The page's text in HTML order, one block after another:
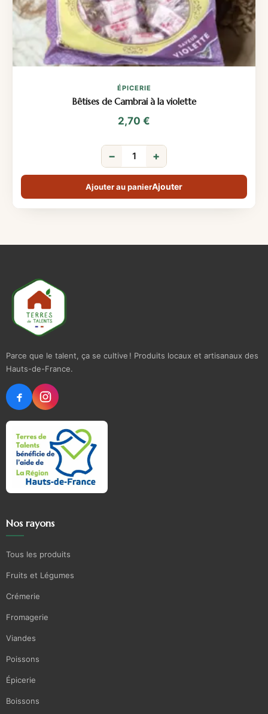
ÉPICERIE
Bêtises de Cambrai à la violette
2,70 €
− +
Ajouter au panier
Parce que le talent, ça se cultive ! Produits locaux et artisanaux des
Hauts-de-France.
Nos rayons
Tous les produits
Fruits et Légumes
Crémerie
Fromagerie
Viandes
Poissons
Épicerie
Boissons